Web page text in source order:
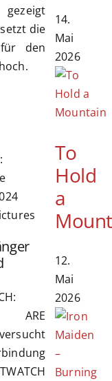
die
den
ARE
14.
Mai
2026
To
Hold
a
12.
Mai
2026